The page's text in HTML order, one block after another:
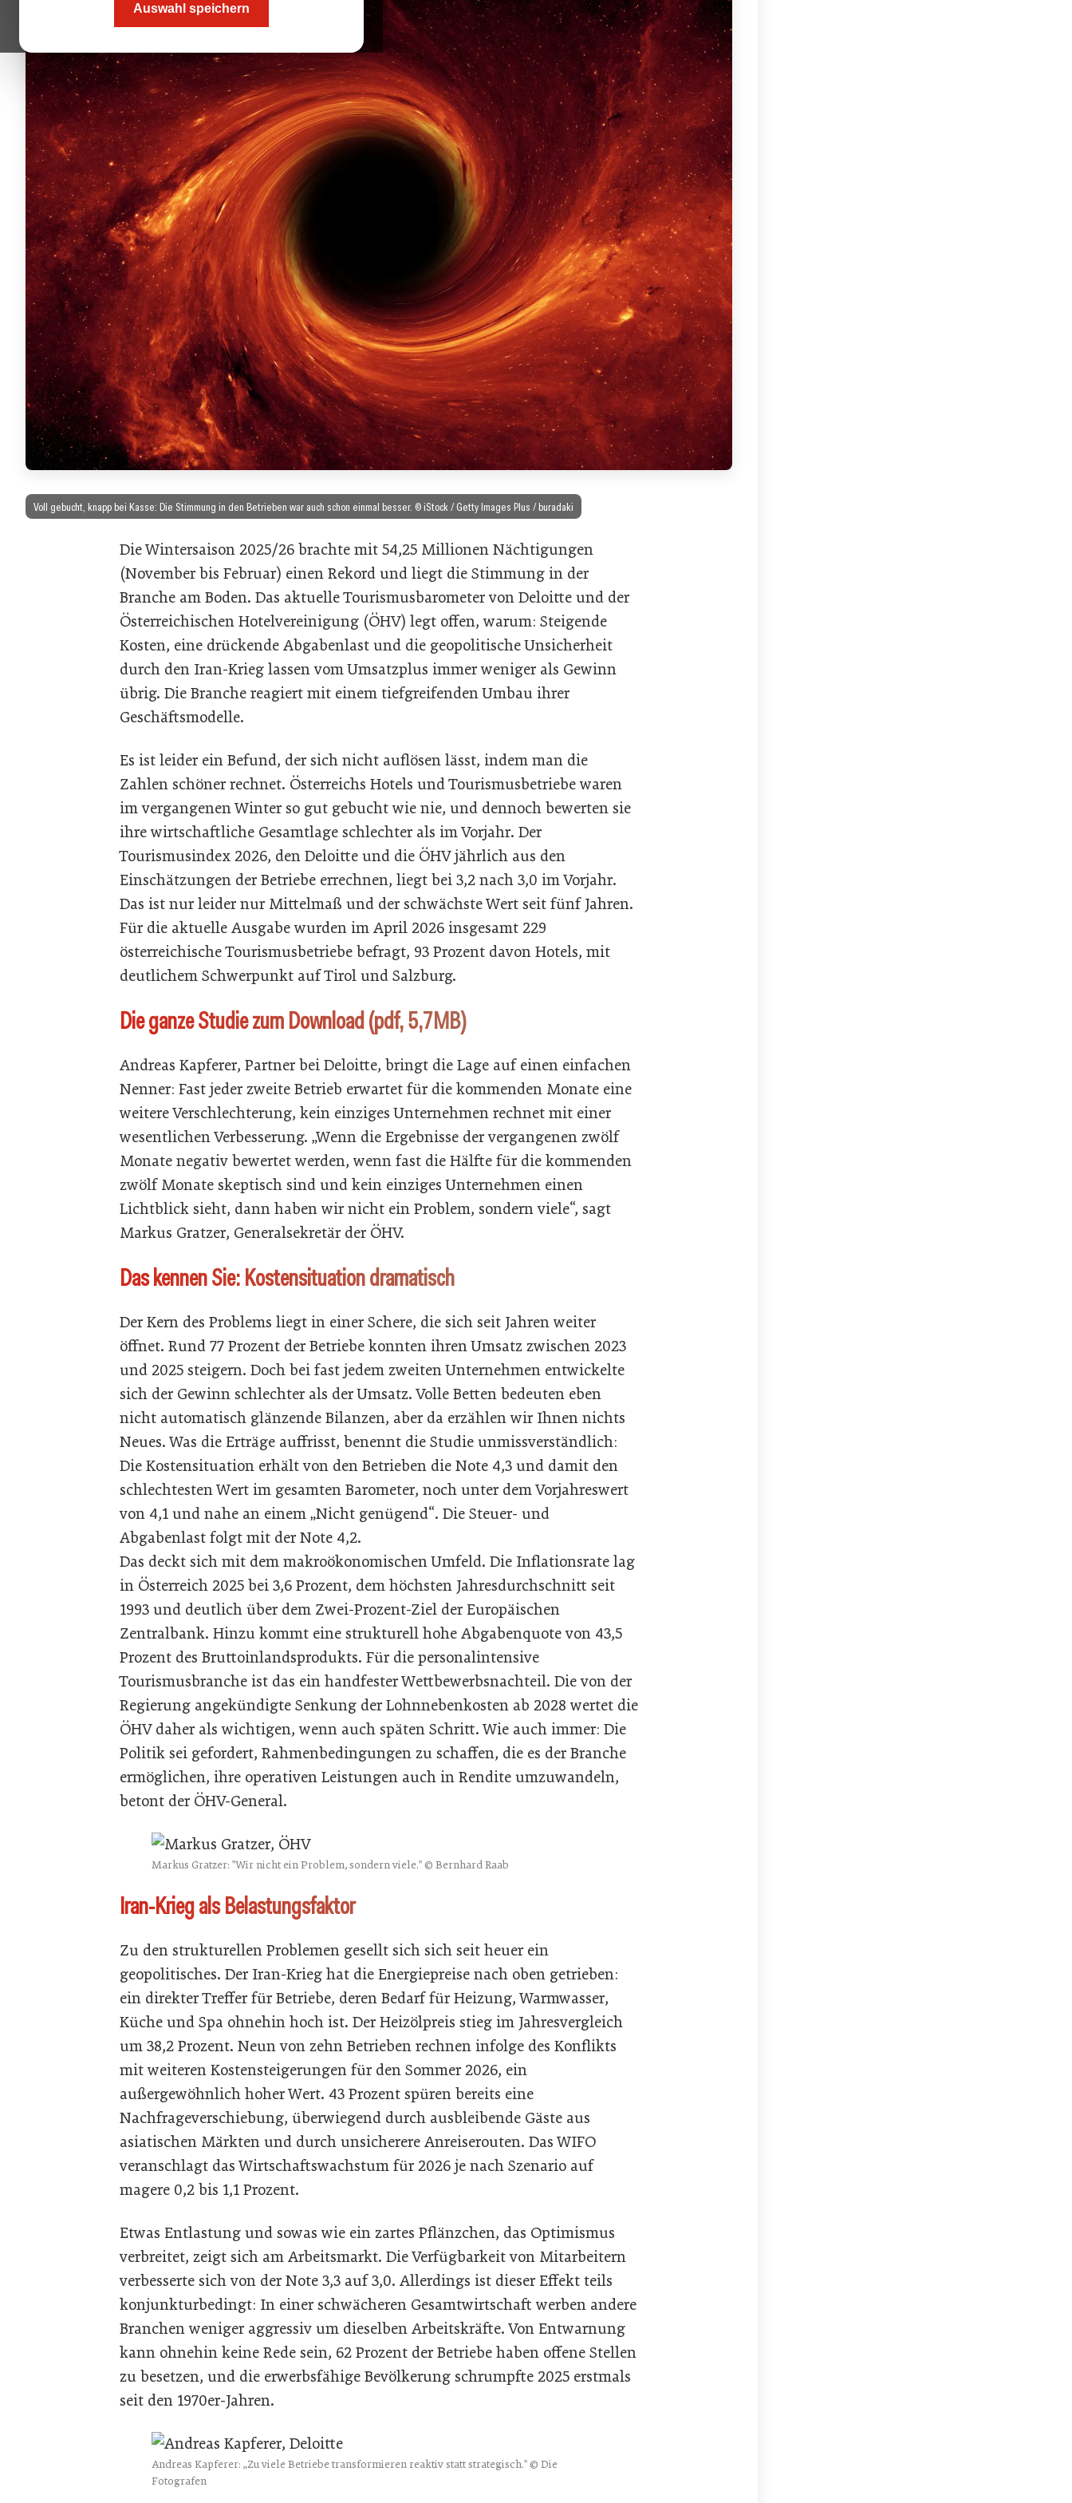
Auswahl speichern
Voll gebucht, knapp bei Kasse: Die Stimmung in den Betrieben war auch schon einmal besser. © iStock / Getty Images Plus / buradaki
Die Wintersaison 2025/26 brachte mit 54,25 Millionen Nächtigungen
(November bis Februar) einen Rekord und liegt die Stimmung in der
Branche am Boden. Das aktuelle Tourismusbarometer von Deloitte und der
Österreichischen Hotelvereinigung (ÖHV) legt offen, warum: Steigende
Kosten, eine drückende Abgabenlast und die geopolitische Unsicherheit
durch den Iran-Krieg lassen vom Umsatzplus immer weniger als Gewinn
übrig. Die Branche reagiert mit einem tiefgreifenden Umbau ihrer
Geschäftsmodelle.
Es ist leider ein Befund, der sich nicht auflösen lässt, indem man die
Zahlen schöner rechnet. Österreichs Hotels und Tourismusbetriebe waren
im vergangenen Winter so gut gebucht wie nie, und dennoch bewerten sie
ihre wirtschaftliche Gesamtlage schlechter als im Vorjahr. Der
Tourismusindex 2026, den Deloitte und die ÖHV jährlich aus den
Einschätzungen der Betriebe errechnen, liegt bei 3,2 nach 3,0 im Vorjahr.
Das ist nur leider nur Mittelmaß und der schwächste Wert seit fünf Jahren.
Für die aktuelle Ausgabe wurden im April 2026 insgesamt 229
österreichische Tourismusbetriebe befragt, 93 Prozent davon Hotels, mit
deutlichem Schwerpunkt auf Tirol und Salzburg.
Die ganze Studie zum Download (pdf, 5,7MB)
Andreas Kapferer, Partner bei Deloitte, bringt die Lage auf einen einfachen
Nenner: Fast jeder zweite Betrieb erwartet für die kommenden Monate eine
weitere Verschlechterung, kein einziges Unternehmen rechnet mit einer
wesentlichen Verbesserung. „Wenn die Ergebnisse der vergangenen zwölf
Monate negativ bewertet werden, wenn fast die Hälfte für die kommenden
zwölf Monate skeptisch sind und kein einziges Unternehmen einen
Lichtblick sieht, dann haben wir nicht ein Problem, sondern viele“, sagt
Markus Gratzer, Generalsekretär der ÖHV.
Das kennen Sie: Kostensituation dramatisch
Der Kern des Problems liegt in einer Schere, die sich seit Jahren weiter
öffnet. Rund 77 Prozent der Betriebe konnten ihren Umsatz zwischen 2023
und 2025 steigern. Doch bei fast jedem zweiten Unternehmen entwickelte
sich der Gewinn schlechter als der Umsatz. Volle Betten bedeuten eben
nicht automatisch glänzende Bilanzen, aber da erzählen wir Ihnen nichts
Neues. Was die Erträge auffrisst, benennt die Studie unmissverständlich:
Die Kostensituation erhält von den Betrieben die Note 4,3 und damit den
schlechtesten Wert im gesamten Barometer, noch unter dem Vorjahreswert
von 4,1 und nahe an einem „Nicht genügend“. Die Steuer- und
Abgabenlast folgt mit der Note 4,2.
Das deckt sich mit dem makroökonomischen Umfeld. Die Inflationsrate lag
in Österreich 2025 bei 3,6 Prozent, dem höchsten Jahresdurchschnitt seit
1993 und deutlich über dem Zwei-Prozent-Ziel der Europäischen
Zentralbank. Hinzu kommt eine strukturell hohe Abgabenquote von 43,5
Prozent des Bruttoinlandsprodukts. Für die personalintensive
Tourismusbranche ist das ein handfester Wettbewerbsnachteil. Die von der
Regierung angekündigte Senkung der Lohnnebenkosten ab 2028 wertet die
ÖHV daher als wichtigen, wenn auch späten Schritt. Wie auch immer: Die
Politik sei gefordert, Rahmenbedingungen zu schaffen, die es der Branche
ermöglichen, ihre operativen Leistungen auch in Rendite umzuwandeln,
betont der ÖHV-General.
Markus Gratzer: "Wir nicht ein Problem, sondern viele." © Bernhard Raab
Iran-Krieg als Belastungsfaktor
Zu den strukturellen Problemen gesellt sich sich seit heuer ein
geopolitisches. Der Iran-Krieg hat die Energiepreise nach oben getrieben:
ein direkter Treffer für Betriebe, deren Bedarf für Heizung, Warmwasser,
Küche und Spa ohnehin hoch ist. Der Heizölpreis stieg im Jahresvergleich
um 38,2 Prozent. Neun von zehn Betrieben rechnen infolge des Konflikts
mit weiteren Kostensteigerungen für den Sommer 2026, ein
außergewöhnlich hoher Wert. 43 Prozent spüren bereits eine
Nachfrageverschiebung, überwiegend durch ausbleibende Gäste aus
asiatischen Märkten und durch unsicherere Anreiserouten. Das WIFO
veranschlagt das Wirtschaftswachstum für 2026 je nach Szenario auf
magere 0,2 bis 1,1 Prozent.
Etwas Entlastung und sowas wie ein zartes Pflänzchen, das Optimismus
verbreitet, zeigt sich am Arbeitsmarkt. Die Verfügbarkeit von Mitarbeitern
verbesserte sich von der Note 3,3 auf 3,0. Allerdings ist dieser Effekt teils
konjunkturbedingt: In einer schwächeren Gesamtwirtschaft werben andere
Branchen weniger aggressiv um dieselben Arbeitskräfte. Von Entwarnung
kann ohnehin keine Rede sein, 62 Prozent der Betriebe haben offene Stellen
zu besetzen, und die erwerbsfähige Bevölkerung schrumpfte 2025 erstmals
seit den 1970er-Jahren.
Andreas Kapferer: „Zu viele Betriebe transformieren reaktiv statt strategisch." © Die
Fotografen